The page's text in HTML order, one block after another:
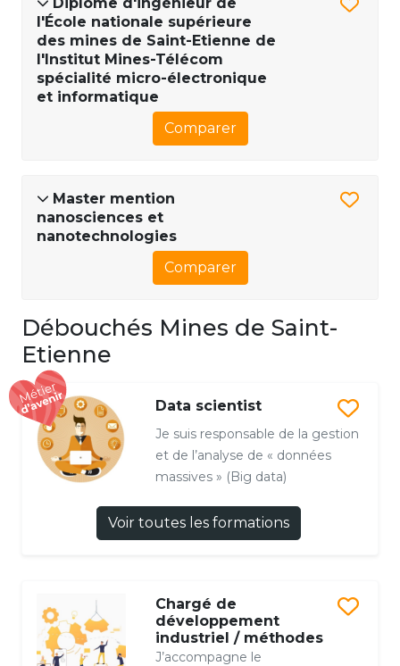
l'École nationale supérieure
des mines de Saint-Etienne de
l'Institut Mines-Télécom
spécialité micro-électronique
et informatique
Comparer
Master mention
nanosciences et
nanotechnologies
Comparer
Débouchés Mines de Saint-
Etienne
Data scientist
Je suis responsable de la gestion
et de l’analyse de « données
massives » (Big data)
Voir toutes les formations
Chargé de
développement
industriel / méthodes
J’accompagne le